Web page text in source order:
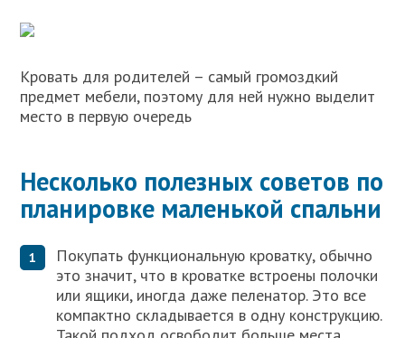
Кровать для родителей – самый громоздкий
предмет мебели, поэтому для ней нужно выделит
место в первую очередь
Несколько полезных советов по
планировке маленькой спальни
Покупать функциональную кроватку, обычно
это значит, что в кроватке встроены полочки
или ящики, иногда даже пеленатор. Это все
компактно складывается в одну конструкцию.